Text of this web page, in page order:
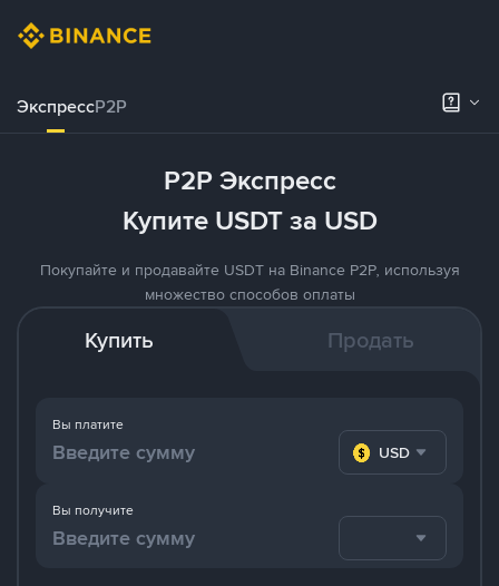
ЭкспрессP2P
P2P Экспресс
Купите USDT за USD
Покупайте и продавайте USDT на Binance P2P, используя
множество способов оплаты
Купить Продать
Вы платите
USD
Вы получите